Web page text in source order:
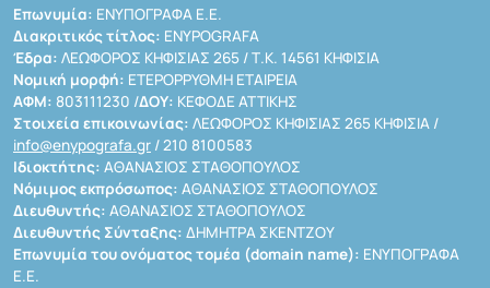
Επωνυμία: ΕΝΥΠΟΓΡΑΦΑ Ε.Ε.
Διακριτικός τίτλος: ENYPOGRAFA
Έδρα: ΛΕΩΦΟΡΟΣ ΚΗΦΙΣΙΑΣ 265 / Τ.Κ. 14561 ΚΗΦΙΣΙΑ
Νομική μορφή: ΕΤΕΡΟΡΡΥΘΜΗ ΕΤΑΙΡΕΙΑ
ΑΦΜ: 803111230 /ΔΟΥ: ΚΕΦΟΔΕ ΑΤΤΙΚΗΣ
Στοιχεία επικοινωνίας: ΛΕΩΦΟΡΟΣ ΚΗΦΙΣΙΑΣ 265 ΚΗΦΙΣΙΑ /
info@enypografa.gr / 210 8100583
Ιδιοκτήτης: ΑΘΑΝΑΣΙΟΣ ΣΤΑΘΟΠΟΥΛΟΣ
Νόμιμος εκπρόσωπος: ΑΘΑΝΑΣΙΟΣ ΣΤΑΘΟΠΟΥΛΟΣ
Διευθυντής: ΑΘΑΝΑΣΙΟΣ ΣΤΑΘΟΠΟΥΛΟΣ
Διευθυντής Σύνταξης: ΔΗΜΗΤΡΑ ΣΚΕΝΤΖΟΥ
Επωνυμία του ονόματος τομέα (domain name): ΕΝΥΠΟΓΡΑΦΑ
Ε.Ε.